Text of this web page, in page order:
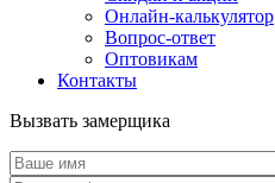
Онлайн-калькулятор
Вопрос-ответ
Оптовикам
Контакты
Вызвать замерщика